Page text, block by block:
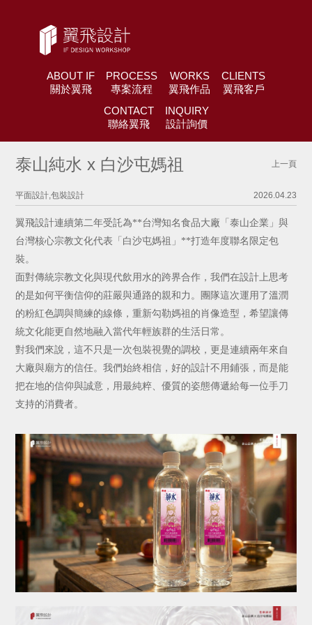
ABOUT IF
關於翼飛
PROCESS
專案流程
WORKS
翼飛作品
CLIENTS
翼飛客戶
CONTACT
聯絡翼飛
INQUIRY
設計詢價
泰山純水 x 白沙屯媽祖 上一頁
平面設計,包裝設計 2026.04.23
翼飛設計連續第二年受託為**台灣知名食品大廠「泰山企業」與
台灣核心宗教文化代表「白沙屯媽祖」**打造年度聯名限定包
裝。
面對傳統宗教文化與現代飲用水的跨界合作，我們在設計上思考
的是如何平衡信仰的莊嚴與通路的親和力。團隊這次運用了溫潤
的粉紅色調與簡練的線條，重新勾勒媽祖的肖像造型，希望讓傳
統文化能更自然地融入當代年輕族群的生活日常。
對我們來說，這不只是一次包裝視覺的調校，更是連續兩年來自
大廠與廟方的信任。我們始終相信，好的設計不用鋪張，而是能
把在地的信仰與誠意，用最純粹、優質的姿態傳遞給每一位手刀
支持的消費者。